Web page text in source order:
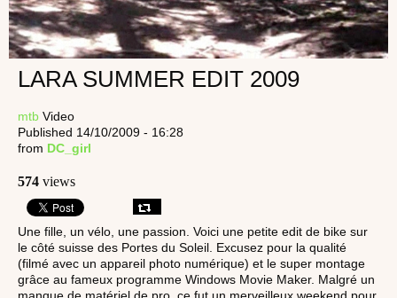
LARA SUMMER EDIT 2009
mtb Video
Published 14/10/2009 - 16:28
from DC_girl
574 views
Une fille, un vélo, une passion. Voici une petite edit de bike sur
le côté suisse des Portes du Soleil. Excusez pour la qualité
(filmé avec un appareil photo numérique) et le super montage
grâce au fameux programme Windows Movie Maker. Malgré un